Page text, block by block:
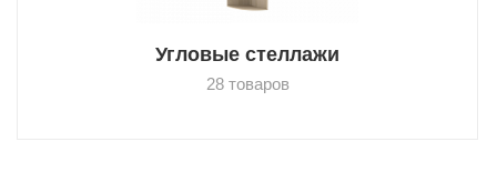
Угловые стеллажи
28 товаров